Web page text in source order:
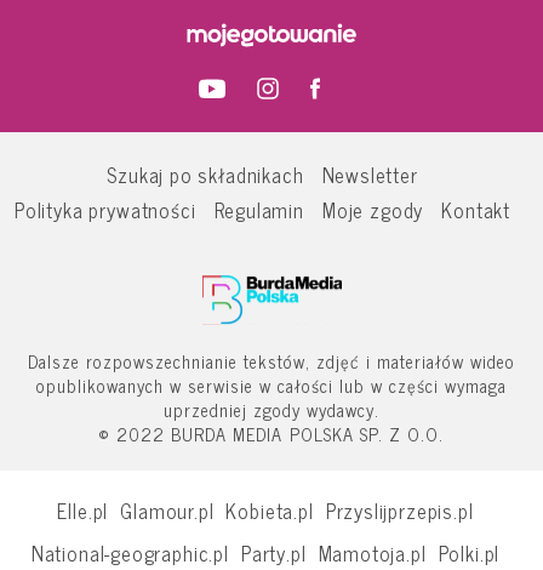
Szukaj po składnikach
Newsletter
Polityka prywatności
Regulamin Moje zgody Kontakt
Dalsze rozpowszechnianie tekstów, zdjęć i materiałów wideo
opublikowanych w serwisie w całości lub w części wymaga
uprzedniej zgody wydawcy.
© 2022 BURDA MEDIA POLSKA SP. Z O.O.
Elle.pl Glamour.pl Kobieta.pl Przyslijprzepis.pl
National-geographic.pl Party.pl Mamotoja.pl Polki.pl